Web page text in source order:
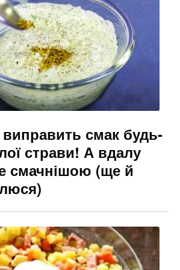
g
er
смак будь-
страви! А вдалу
смачнішою (ще й